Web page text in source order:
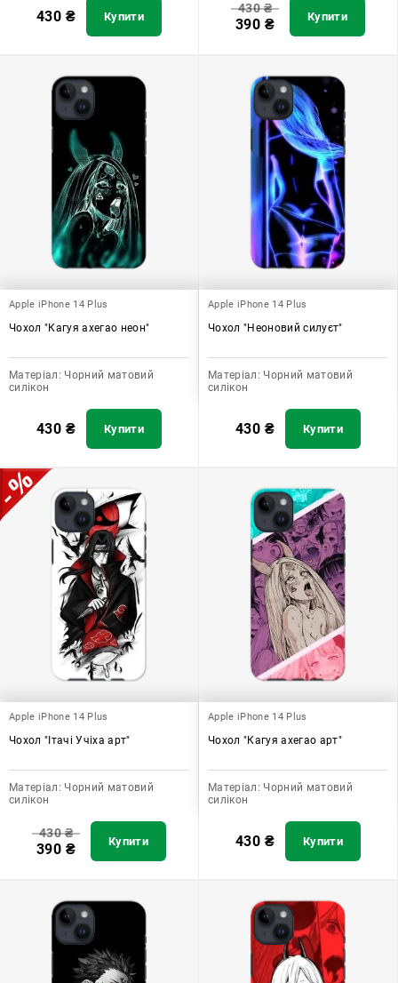
430 ₴ Купити
430₴
390 ₴ Купити
Apple iPhone 14 Plus
Чохол "Кагуя ахегао неон"
Матеріал: Чорний матовий
силікон
430 ₴ Купити
Apple iPhone 14 Plus
Чохол "Неоновий силуєт"
Матеріал: Чорний матовий
силікон
430 ₴ Купити
Apple iPhone 14 Plus
Чохол "Ітачі Учіха арт"
Матеріал: Чорний матовий
силікон
430₴
390 ₴ Купити
Apple iPhone 14 Plus
Чохол "Кагуя ахегао арт"
Матеріал: Чорний матовий
силікон
430 ₴ Купити